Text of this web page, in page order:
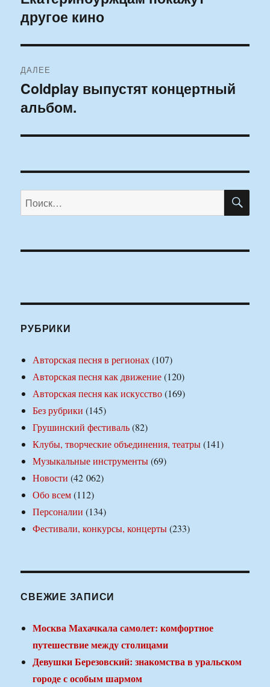
записям
запись:
другое кино
ДАЛЕЕ
Следующая
запись:
Coldplay выпустят концертный
альбом.
Искать:
РУБРИКИ
Авторская песня в регионах(107)
Авторская песня как движение(120)
Авторская песня как искусство(169)
Без рубрики (145)
Грушинский фестиваль(82)
Клубы, творческие объединения, театры(141)
Музыкальные инструменты(69)
Новости (42 062)
Обо всем(112)
Персоналии (134)
Фестивали, конкурсы, концерты(233)
СВЕЖИЕ ЗАПИСИ
Москва Махачкала самолет: комфортное
путешествие между столицами
Девушки Березовский: знакомства в уральском
городе с особым шармом